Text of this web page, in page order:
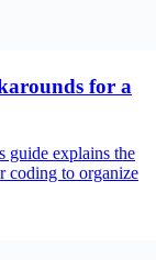
for a
guide explains the
coding to organize